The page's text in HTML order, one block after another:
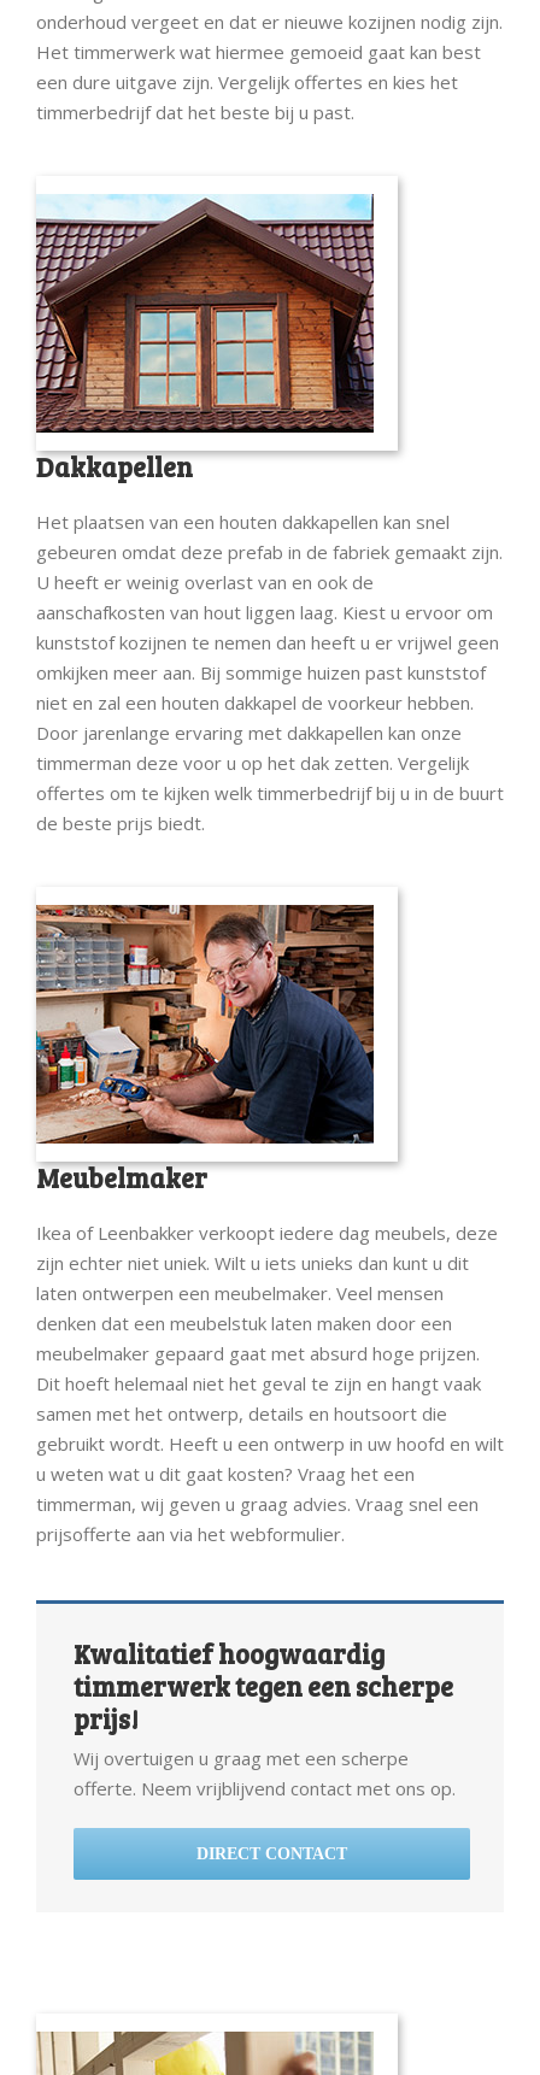
onderhoud vergeet en dat er nieuwe kozijnen nodig zijn.
Het timmerwerk wat hiermee gemoeid gaat kan best
een dure uitgave zijn. Vergelijk offertes en kies het
timmerbedrijf dat het beste bij u past.
Dakkapellen
Het plaatsen van een houten dakkapellen kan snel
gebeuren omdat deze prefab in de fabriek gemaakt zijn.
U heeft er weinig overlast van en ook de
aanschafkosten van hout liggen laag. Kiest u ervoor om
kunststof kozijnen te nemen dan heeft u er vrijwel geen
omkijken meer aan. Bij sommige huizen past kunststof
niet en zal een houten dakkapel de voorkeur hebben.
Door jarenlange ervaring met dakkapellen kan onze
timmerman deze voor u op het dak zetten. Vergelijk
offertes om te kijken welk timmerbedrijf bij u in de buurt
de beste prijs biedt.
Meubelmaker
Ikea of Leenbakker verkoopt iedere dag meubels, deze
zijn echter niet uniek. Wilt u iets unieks dan kunt u dit
laten ontwerpen een meubelmaker. Veel mensen
denken dat een meubelstuk laten maken door een
meubelmaker gepaard gaat met absurd hoge prijzen.
Dit hoeft helemaal niet het geval te zijn en hangt vaak
samen met het ontwerp, details en houtsoort die
gebruikt wordt. Heeft u een ontwerp in uw hoofd en wilt
u weten wat u dit gaat kosten? Vraag het een
timmerman, wij geven u graag advies. Vraag snel een
prijsofferte aan via het webformulier.
Kwalitatief hoogwaardig
timmerwerk tegen een scherpe
prijs!
Wij overtuigen u graag met een scherpe
offerte. Neem vrijblijvend contact met ons op.
DIRECT CONTACT